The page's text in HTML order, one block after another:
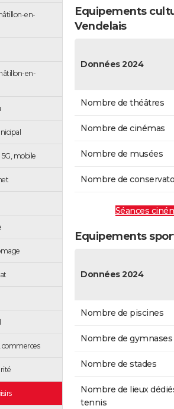
en-
en-
mobile
commerces
Equipements
Vendelais
Données 2024
Nombre de théâtres
Nombre de cinémas
Nombre de musées
Nombre de
Séances
Equipements
Données 2024
Nombre de piscines
Nombre de gymnases
Nombre de stades
Nombre de lieux
tennis